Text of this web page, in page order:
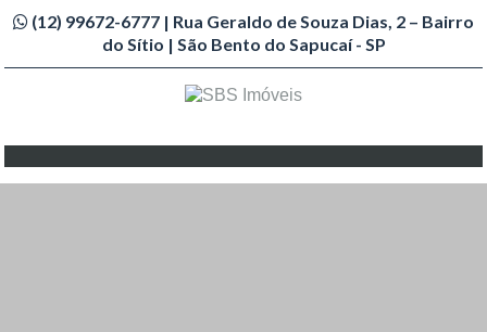
(12) 99672-6777 | Rua Geraldo de Souza Dias, 2 – Bairro
do Sítio | São Bento do Sapucaí - SP